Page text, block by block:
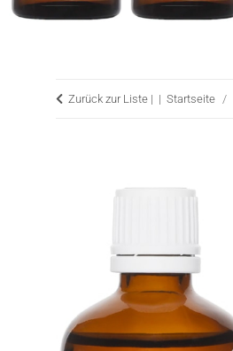
Zurück zur Liste | Startseite